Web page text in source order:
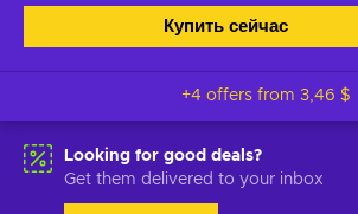
Купить сейчас
+4 offers from 3,46 $
Looking for good deals?
Get them delivered to your inbox